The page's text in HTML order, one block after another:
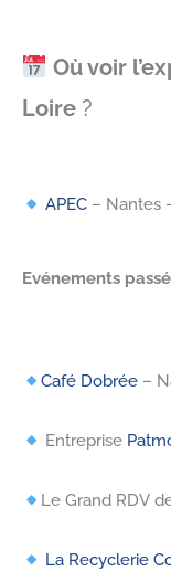
Où voir
Loire ?
APEC– Nantes
Evénements
Café Dobrée–
Entreprise
Le Grand RDV
La Recyclerie